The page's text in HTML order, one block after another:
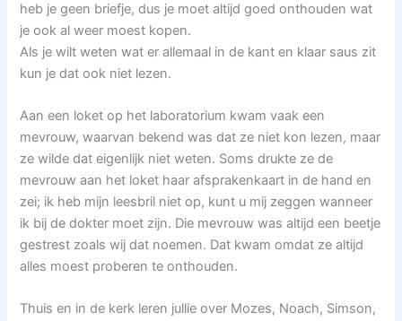
heb je geen briefje, dus je moet altijd goed onthouden wat
je ook al weer moest kopen.
Als je wilt weten wat er allemaal in de kant en klaar saus zit
kun je dat ook niet lezen.
Aan een loket op het laboratorium kwam vaak een
mevrouw, waarvan bekend was dat ze niet kon lezen, maar
ze wilde dat eigenlijk niet weten. Soms drukte ze de
mevrouw aan het loket haar afsprakenkaart in de hand en
zei; ik heb mijn leesbril niet op, kunt u mij zeggen wanneer
ik bij de dokter moet zijn. Die mevrouw was altijd een beetje
gestrest zoals wij dat noemen. Dat kwam omdat ze altijd
alles moest proberen te onthouden.
Thuis en in de kerk leren jullie over Mozes, Noach, Simson,